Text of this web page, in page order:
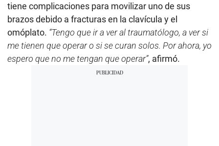
tiene complicaciones para movilizar uno de sus
brazos debido a fracturas en la clavícula y el
omóplato. “Tengo que ir a ver al traumatólogo, a ver si
me tienen que operar o si se curan solos. Por ahora, yo
espero que no me tengan que operar”, afirmó.